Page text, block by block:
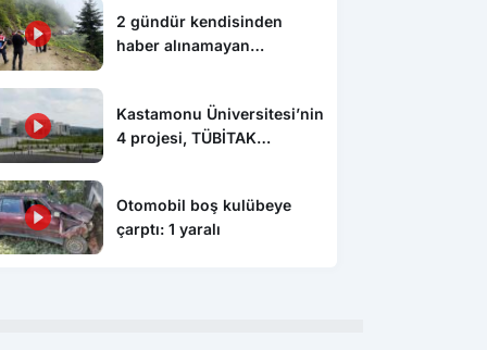
2 gündür kendisinden
haber alınamayan
Kastamonu Üniversitesi’nin
4 projesi, TÜBİTAK
Otomobil boş kulübeye
çarptı: 1 yaralı